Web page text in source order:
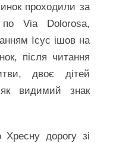
проходили за
по Via Dolorosa,
Ісус ішов на
після читання
двоє дітей
видимий знак
Хресну дорогу зі